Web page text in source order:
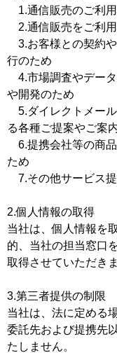
1.通信販売のご利
2.通信販売をご利
3.お客様との契約
行のため
4.市場調査やデー
や開発のため
5.ダイレクトメー
る各種ご提案やご案
6.提携会社等の商
ため
7.その他サービス
2.個人情報の取得
当社は、個人情報を
的、当社の担当窓口
取得させていただきま
3.第三者提供の制限
当社は、法に定める
委託先および提携先
たしません。